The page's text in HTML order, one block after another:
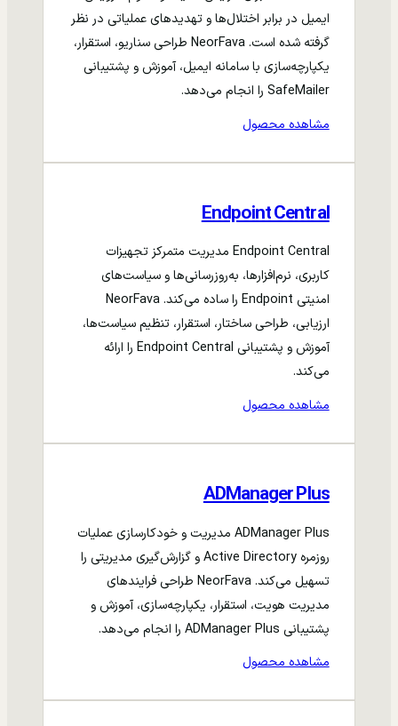
ایمیل در برابر اختلال‌ها و تهدیدهای عملیاتی در نظر
گرفته شده است. NeorFava طراحی سناریو، استقرار،
یکپارچه‌سازی با سامانه ایمیل، آموزش و پشتیبانی
SafeMailer را انجام می‌دهد.
مشاهده محصول
Endpoint Central
Endpoint Central مدیریت متمرکز تجهیزات
کاربری، نرم‌افزارها، به‌روزرسانی‌ها و سیاست‌های
امنیتی Endpoint را ساده می‌کند. NeorFava
ارزیابی، طراحی ساختار، استقرار، تنظیم سیاست‌ها،
آموزش و پشتیبانی Endpoint Central را ارائه
می‌کند.
مشاهده محصول
ADManager Plus
ADManager Plus مدیریت و خودکارسازی عملیات
روزمره Active Directory و گزارش‌گیری مدیریتی را
تسهیل می‌کند. NeorFava طراحی فرایندهای
مدیریت هویت، استقرار، یکپارچه‌سازی، آموزش و
پشتیبانی ADManager Plus را انجام می‌دهد.
مشاهده محصول